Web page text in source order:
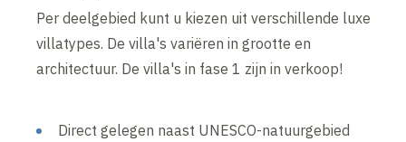
Per deelgebied kunt u kiezen uit verschillende luxe
villatypes. De villa's variëren in grootte en
architectuur. De villa's in fase 1 zijn in verkoop!
Direct gelegen naast UNESCO-natuurgebied